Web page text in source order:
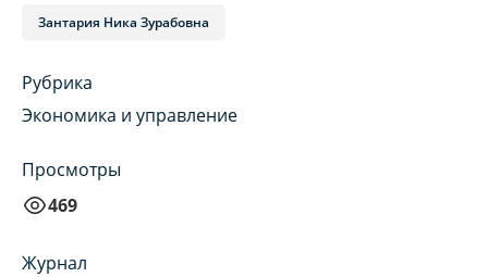
Зантария Ника Зурабовна
Рубрика
Экономика и управление
Просмотры
469
Журнал